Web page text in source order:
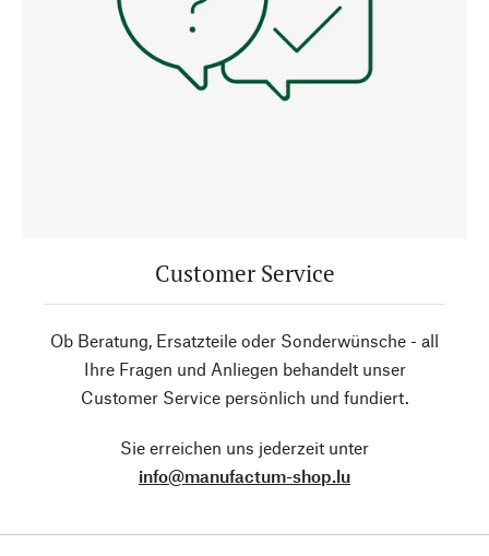
Customer Service
Ob Beratung, Ersatzteile oder Sonderwünsche - all
Ihre Fragen und Anliegen behandelt unser
Customer Service persönlich und fundiert.
Sie erreichen uns jederzeit unter
info@manufactum-shop.lu